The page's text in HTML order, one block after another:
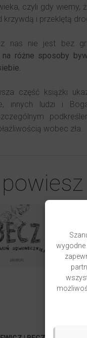
wygodne
czyli gdy wiemy,
krzywdą i przeklętą
nas nie jest bez
na różne sposoby
część książki
innych ludzi i
wobec zła.